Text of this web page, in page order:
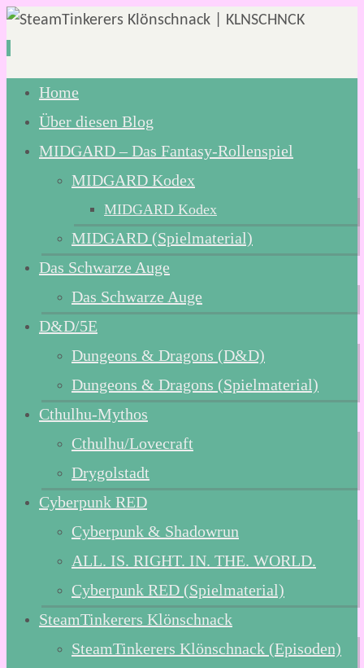
Zum
Inhalt
springen
Home
Über diesen Blog
MIDGARD – Das Fantasy-Rollenspiel
MIDGARD Kodex
MIDGARD Kodex
MIDGARD (Spielmaterial)
Das Schwarze Auge
Das Schwarze Auge
D&D/5E
Dungeons & Dragons (D&D)
Dungeons & Dragons (Spielmaterial)
Cthulhu-Mythos
Cthulhu/Lovecraft
Drygolstadt
Cyberpunk RED
Cyberpunk & Shadowrun
ALL. IS. RIGHT. IN. THE. WORLD.
Cyberpunk RED (Spielmaterial)
SteamTinkerers Klönschnack
SteamTinkerers Klönschnack (Episoden)